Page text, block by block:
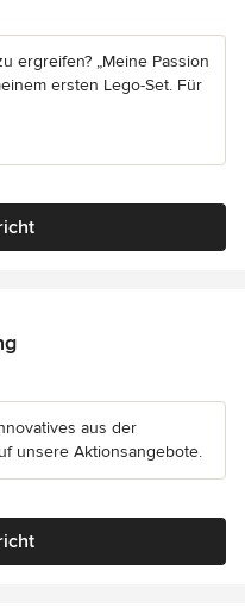
ergreifen? „Meine Passion
ersten Lego-Set. Für
5 Sternen
aus der
unsere Aktionsangebote.